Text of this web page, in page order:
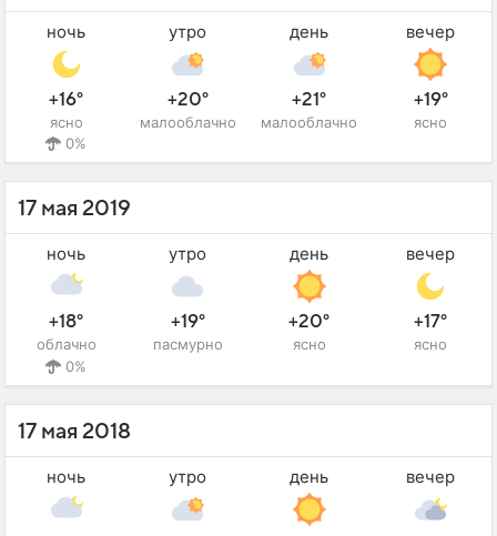
ночь
+16°
ясно
0%
утро
+20°
малооблачно
день
+21°
малооблачно
вечер
+19°
ясно
17 мая 2019
ночь
+18°
облачно
0%
утро
+19°
пасмурно
день
+20°
ясно
вечер
+17°
ясно
17 мая 2018
ночь утро день вечер